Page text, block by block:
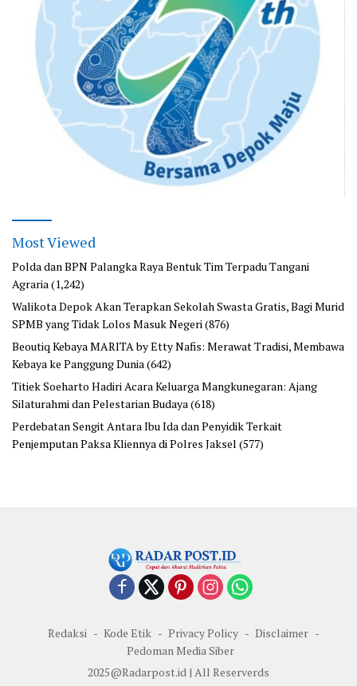
Most Viewed
Polda dan BPN Palangka Raya Bentuk Tim Terpadu Tangani
Agraria (1,242)
Walikota Depok Akan Terapkan Sekolah Swasta Gratis, Bagi Murid
SPMB yang Tidak Lolos Masuk Negeri (876)
Beoutiq Kebaya MARITA by Etty Nafis: Merawat Tradisi, Membawa
Kebaya ke Panggung Dunia (642)
Titiek Soeharto Hadiri Acara Keluarga Mangkunegaran: Ajang
Silaturahmi dan Pelestarian Budaya (618)
Perdebatan Sengit Antara Ibu Ida dan Penyidik Terkait
Penjemputan Paksa Kliennya di Polres Jaksel (577)
Redaksi Kode Etik Privacy Policy
Disclaimer
Pedoman Media Siber
2025@Radarpost.id | All Reserverds